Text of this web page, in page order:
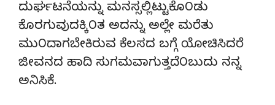
ದುರ್ಘಟನೆಯನ್ನು ಮನಸ್ಸಲ್ಲಿಟ್ಟುಕೊ೦ಡು
ಕೊರಗುವುದಕ್ಕಿ೦ತ ಅದನ್ನು ಅಲ್ಲೇ ಮರೆತು
ಮು೦ದಾಗಬೇಕಿರುವ ಕೆಲಸದ ಬಗ್ಗೆ ಯೋಚಿಸಿದರೆ
ಜೀವನದ ಹಾದಿ ಸುಗಮವಾಗುತ್ತದೆ೦ಬುದು ನನ್ನ
ಅನಿಸಿಕೆ.